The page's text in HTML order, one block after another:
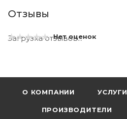
Отзывы
Нет оценок
Загрузка отзывов...
О КОМПАНИИ УСЛУГИ
ПРОИЗВОДИТЕЛИ